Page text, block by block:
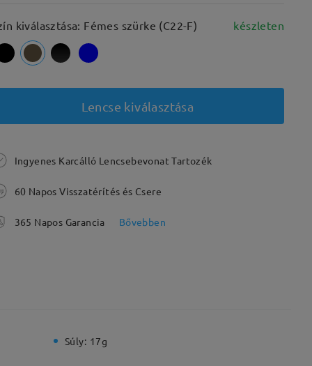
kiválasztása: Fémes szürke (C22-F) készleten
Lencse kiválasztása
Ingyenes Karcálló Lencsebevonat Tartozék
60 Napos Visszatérítés és Csere
365 Napos Garancia Bővebben
Súly: 17g